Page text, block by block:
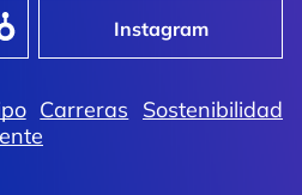
Instagram
Carreras
Sostenibilidad